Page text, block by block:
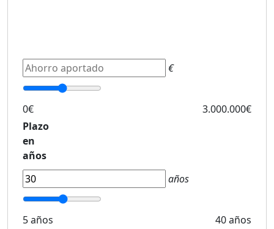
€
0€
3.000.000€
Plazo
en
años
años
5 años
40 años